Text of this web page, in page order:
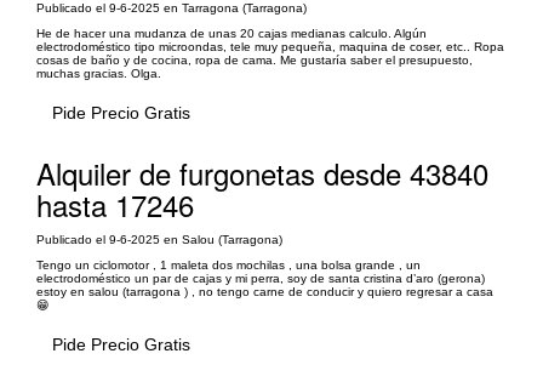
Publicado el 9-6-2025 en Tarragona (Tarragona)
He de hacer una mudanza de unas 20 cajas medianas calculo. Algún
electrodoméstico tipo microondas, tele muy pequeña, maquina de coser, etc.. Ropa
cosas de baño y de cocina, ropa de cama. Me gustaría saber el presupuesto,
muchas gracias. Olga.
Pide Precio Gratis
Alquiler de furgonetas desde 43840
hasta 17246
Publicado el 9-6-2025 en Salou (Tarragona)
Tengo un ciclomotor , 1 maleta dos mochilas , una bolsa grande , un
electrodoméstico un par de cajas y mi perra, soy de santa cristina d’aro (gerona)
estoy en salou (tarragona ) , no tengo carne de conducir y quiero regresar a casa
😁
Pide Precio Gratis